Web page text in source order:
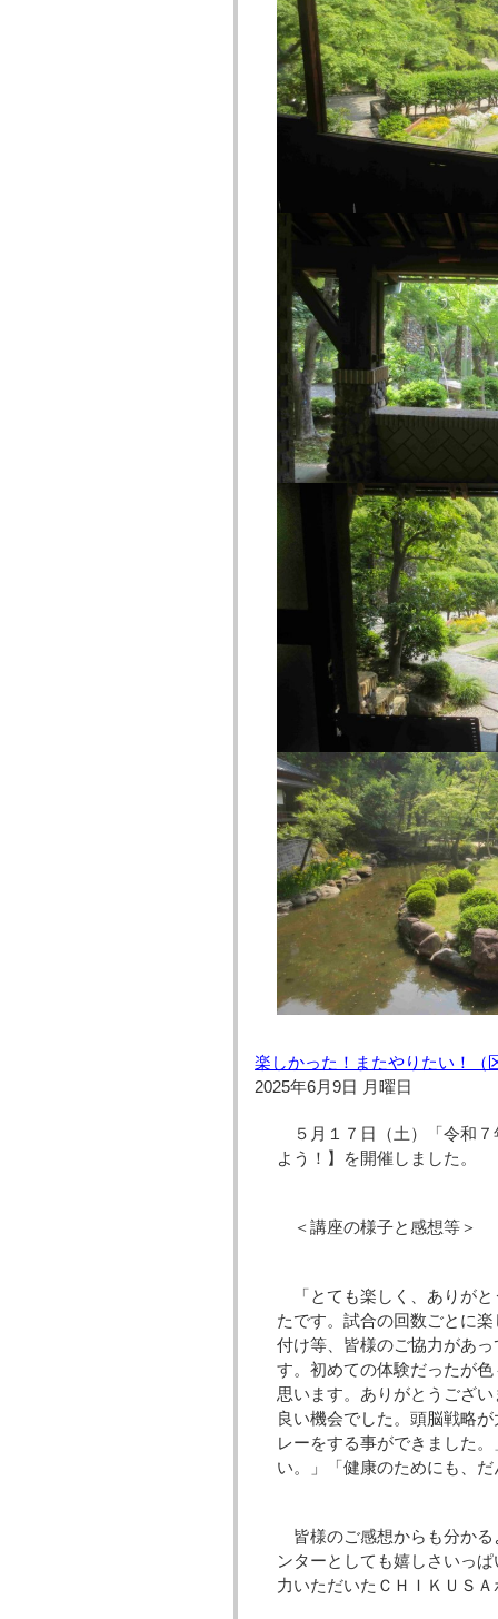
楽しかった！またやりたい！（
2025年6月9日 月曜日
５月１７日（土）「令和
よう！】を開催しました。
＜講座の様子と感想等＞
「とても楽しく、ありが
たです。試合の回数ごとに
付け等、皆様のご協力があ
す。初めての体験だったが
思います。ありがとうござ
良い機会でした。頭脳戦略
レーをする事ができました
い。」「健康のためにも、
皆様のご感想からも分か
ンターとしても嬉しさいっ
力いただいたＣＨＩＫＵＳ